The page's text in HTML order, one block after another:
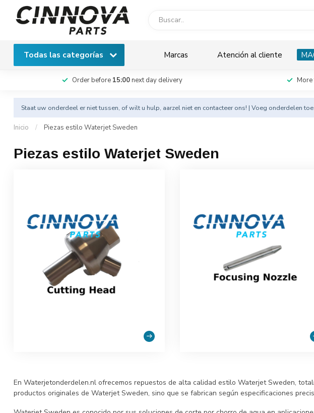
Todas las categorías Marcas Atención al cliente
Order before 15:00next day delivery More
Staat uw onderdeel er niet tussen, of wilt u hulp, aarzel niet en contacteer ons! | Voeg onderdelen
Inicio / Piezas estilo Waterjet Sweden
Piezas estilo Waterjet Sweden
En Waterjetonderdelen.nl ofrecemos repuestos de alta calidad estilo Waterjet Sweden,
productos originales de Waterjet Sweden, sino que se fabrican según especificaciones